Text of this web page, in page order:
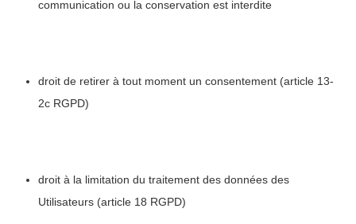
communication ou la conservation est interdite
droit de retirer à tout moment un consentement (article 13-
2c RGPD)
droit à la limitation du traitement des données des
Utilisateurs (article 18 RGPD)